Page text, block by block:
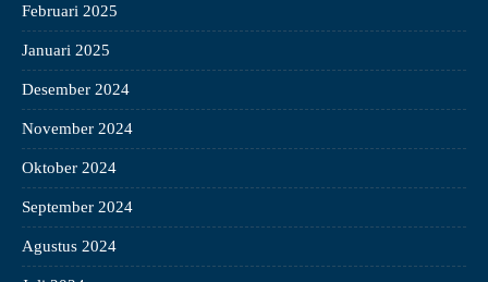
Februari 2025
Januari 2025
Desember 2024
November 2024
Oktober 2024
September 2024
Agustus 2024